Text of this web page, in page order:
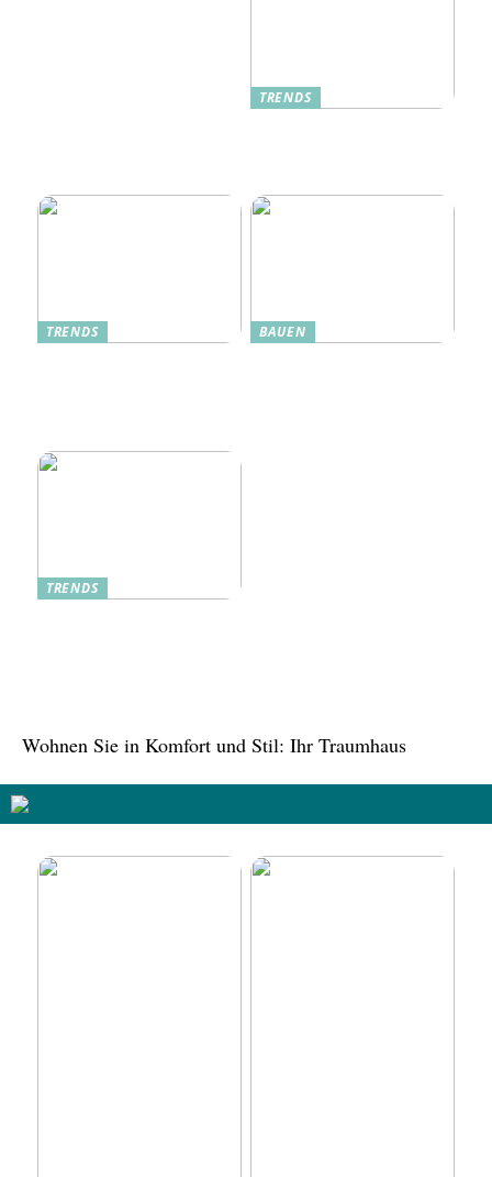
TRENDS
TRENDS BAUEN
TRENDS
Wohnen Sie in Komfort und Stil: Ihr Traumhaus